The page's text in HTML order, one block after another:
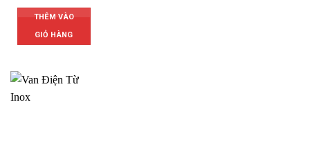
THÊM VÀO
GIỎ HÀNG